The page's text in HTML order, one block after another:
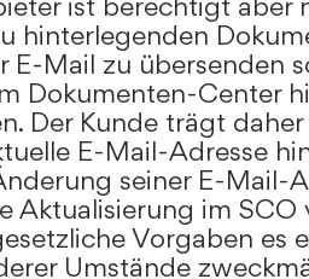
hinterlegenden
E-Mail zu übersenden
Dokumenten-Center
Der Kunde trägt
E-Mail-Adresse
seiner E-Mail-
Aktualisierung im SCO
Vorgaben es
Umstände